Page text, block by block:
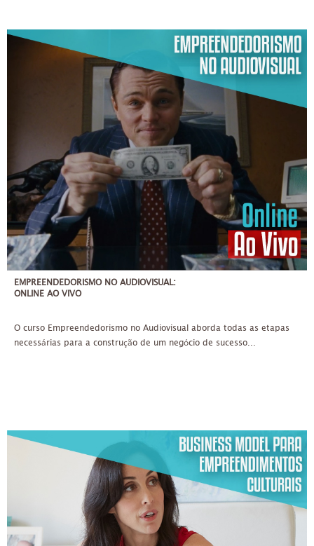
QUA / QUA
05/05/2021
ATÉ 20 PESSOAS
ATÉ 3X DE 100,00
EMPREENDEDORISMO NO AUDIOVISUAL:
ONLINE AO VIVO
O curso Empreendedorismo no Audiovisual aborda todas as etapas
necessárias para a construção de um negócio de sucesso...
QUA / QUA
24/03/2021
ATÉ 25 PESSOAS